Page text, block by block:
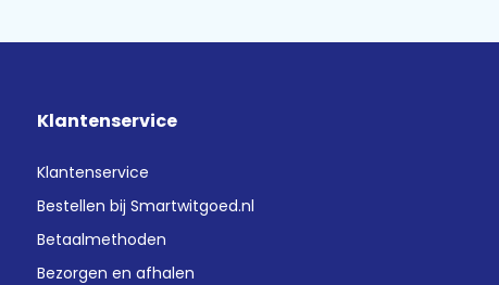
Klantenservice
Klantenservice
Bestellen bij Smartwitgoed.nl
Betaalmethoden
Bezorgen en afhalen